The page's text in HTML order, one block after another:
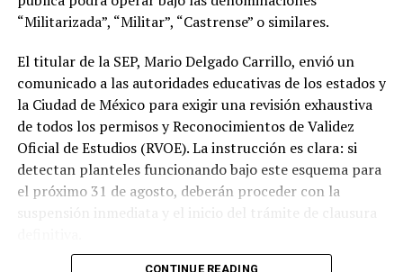
“Militarizada”, “Militar”, “Castrense” o similares.
El titular de la SEP, Mario Delgado Carrillo, envió un
comunicado a las autoridades educativas de los estados y
la Ciudad de México para exigir una revisión exhaustiva
de todos los permisos y Reconocimientos de Validez
Oficial de Estudios (RVOE). La instrucción es clara: si
detectan planteles funcionando bajo este esquema para
el próximo 31 de agosto, deberán proceder con la
suspensión inmediata y el inicio del trámite de clausura
CONTINUE READING